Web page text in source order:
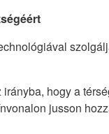
hogy a
jusson